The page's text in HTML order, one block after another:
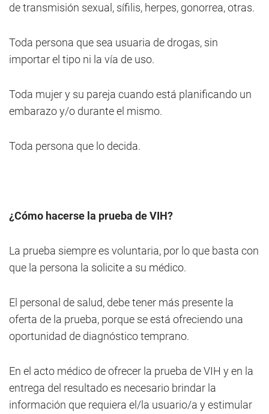
de transmisión sexual, sífilis, herpes, gonorrea, otras.
Toda persona que sea usuaria de drogas, sin
importar el tipo ni la vía de uso.
Toda mujer y su pareja cuando está planificando un
embarazo y/o durante el mismo.
Toda persona que lo decida.
¿Cómo hacerse la prueba de VIH?
La prueba siempre es voluntaria, por lo que basta con
que la persona la solicite a su médico.
El personal de salud, debe tener más presente la
oferta de la prueba, porque se está ofreciendo una
oportunidad de diagnóstico temprano.
En el acto médico de ofrecer la prueba de VIH y en la
entrega del resultado es necesario brindar la
información que requiera el/la usuario/a y estimular